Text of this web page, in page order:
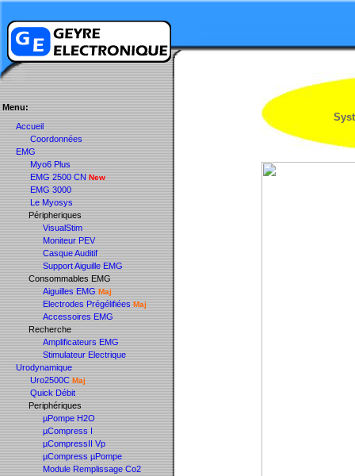
Menu:
Accueil
Coordonnées
EMG
Myo6 Plus
EMG 2500 CN New
EMG 3000
Le Myosys
Péripheriques
VisualStim
Moniteur PEV
Casque Auditif
Support Aiguille EMG
Consommables EMG
Aiguilles EMG Maj
Electrodes Prégélifiées Maj
Accessoires EMG
Recherche
Amplificateurs EMG
Stimulateur Electrique
Urodynamique
Uro2500C Maj
Quick Débit
Periphériques
µPompe H2O
µCompress I
µCompressII Vp
µCompress µPompe
Module Remplissage Co2